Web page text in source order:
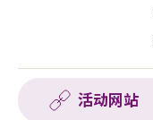
活动网站